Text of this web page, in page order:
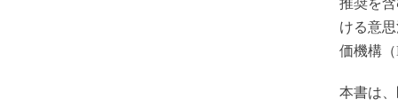
ける意
価機構（
本書は